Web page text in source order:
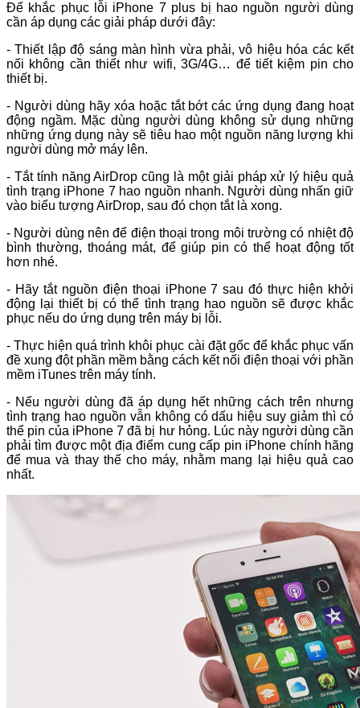
Để khắc phục lỗi iPhone 7 plus bị hao nguồn người dùng
cần áp dụng các giải pháp dưới đây:
- Thiết lập độ sáng màn hình vừa phải, vô hiệu hóa các kết
nối không cần thiết như wifi, 3G/4G… để tiết kiệm pin cho
thiết bị.
- Người dùng hãy xóa hoặc tắt bớt các ứng dụng đang hoạt
động ngầm. Mặc dùng người dùng không sử dụng những
những ứng dụng này sẽ tiêu hao một nguồn năng lượng khi
người dùng mở máy lên.
- Tắt tính năng AirDrop cũng là một giải pháp xử lý hiệu quả
tình trạng iPhone 7 hao nguồn nhanh. Người dùng nhấn giữ
vào biểu tượng AirDrop, sau đó chọn tắt là xong.
- Người dùng nên để điện thoại trong môi trường có nhiệt độ
bình thường, thoáng mát, để giúp pin có thể hoạt động tốt
hơn nhé.
- Hãy tắt nguồn điện thoại iPhone 7 sau đó thực hiện khởi
động lại thiết bị có thể tình trạng hao nguồn sẽ được khắc
phục nếu do ứng dụng trên máy bị lỗi.
- Thực hiện quá trình khôi phục cài đặt gốc để khắc phục vấn
đề xung đột phần mềm bằng cách kết nối điện thoại với phần
mềm iTunes trên máy tính.
- Nếu người dùng đã áp dụng hết những cách trên nhưng
tình trạng hao nguồn vẫn không có dấu hiệu suy giảm thì có
thể pin của iPhone 7 đã bị hư hỏng. Lúc này người dùng cần
phải tìm được một địa điểm cung cấp pin iPhone chính hãng
để mua và thay thế cho máy, nhằm mang lại hiệu quả cao
nhất.